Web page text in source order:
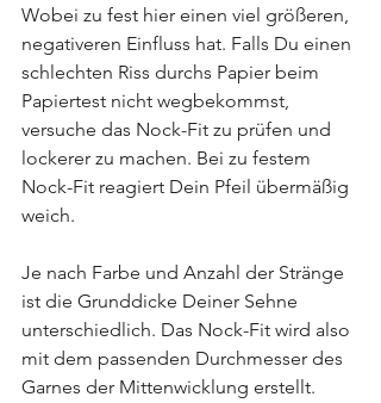
Wobei zu fest hier einen viel größeren,
negativeren Einfluss hat. Falls Du einen
schlechten Riss durchs Papier beim
Papiertest nicht wegbekommst,
versuche das Nock-Fit zu prüfen und
lockerer zu machen. Bei zu festem
Nock-Fit reagiert Dein Pfeil übermäßig
weich.
Je nach Farbe und Anzahl der Stränge
ist die Grunddicke Deiner Sehne
unterschiedlich. Das Nock-Fit wird also
mit dem passenden Durchmesser des
Garnes der Mittenwicklung erstellt.